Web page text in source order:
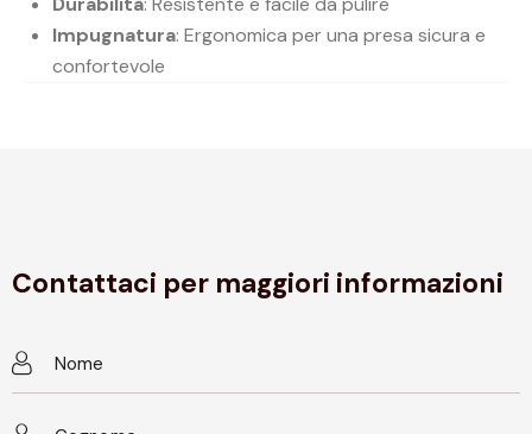
Impugnatura: Ergonomica per una presa sicura e
confortevole
Contattaci per maggiori informazioni